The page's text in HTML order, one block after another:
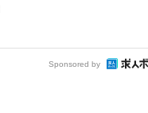
Sponsored by